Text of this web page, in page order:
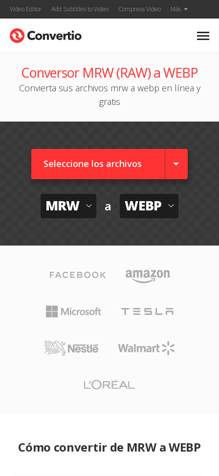
Video Editor Add Subtitles to Video Compress Video Más
Conversor MRW (RAW) a WEBP
Convierta sus archivos mrw a webp en línea y
gratis
Seleccione los archivos
MRW a WEBP
Cómo convertir de MRW a WEBP